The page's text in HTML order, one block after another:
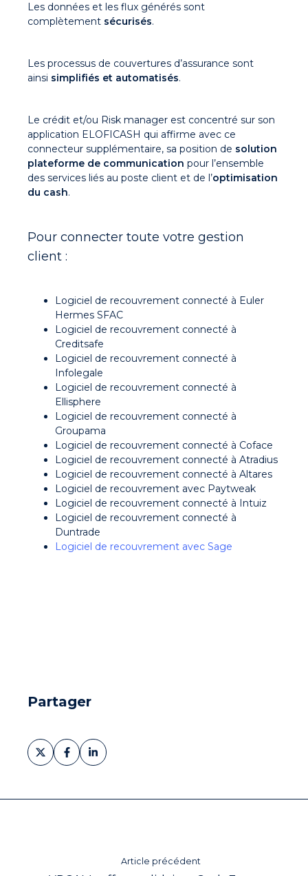
Les données et les flux générés sont
complètement sécurisés.
Les processus de couvertures d’assurance sont
ainsi simplifiés et automatisés.
Le crédit et/ou Risk manager est concentré sur son
application ELOFICASH qui affirme avec ce
connecteur supplémentaire, sa position de solution
plateforme de communication pour l’ensemble
des services liés au poste client et de l’optimisation
du cash.
Pour connecter toute votre gestion
client :
Logiciel de recouvrement connecté à Euler
Hermes SFAC
Logiciel de recouvrement connecté à
Creditsafe
Logiciel de recouvrement connecté à
Infolegale
Logiciel de recouvrement connecté à
Ellisphere
Logiciel de recouvrement connecté à
Groupama
Logiciel de recouvrement connecté à Coface
Logiciel de recouvrement connecté à Atradius
Logiciel de recouvrement connecté à Altares
Logiciel de recouvrement avec Paytweak
Logiciel de recouvrement connecté à Intuiz
Logiciel de recouvrement connecté à
Duntrade
Logiciel de recouvrement avec Sage
Partager
Partager
sur
Partager
sur
Partager
sur
Article précédent